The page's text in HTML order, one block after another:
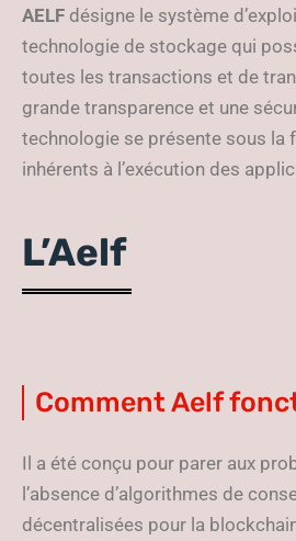
AELF désigne le système
technologie de stockage qui
toutes les transactions et de
grande transparence et une
technologie se présente sous la
inhérents à l’exécution des
L’Aelf
Comment Aelf
Il a été conçu pour parer aux
l’absence d’algorithmes de
décentralisées pour la